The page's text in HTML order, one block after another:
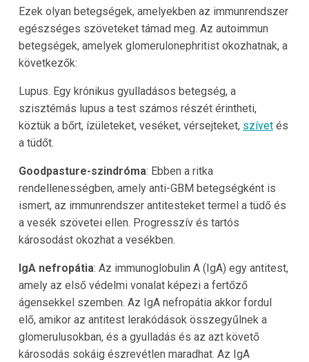
Ezek olyan betegségek, amelyekben az immunrendszer
egészséges szöveteket támad meg. Az autoimmun
betegségek, amelyek glomerulonephritist okozhatnak, a
következők:
Lupus. Egy krónikus gyulladásos betegség, a
szisztémás lupus a test számos részét érintheti,
köztük a bőrt, ízületeket, veséket, vérsejteket, szívetés
a tüdőt.
Goodpasture-szindróma: Ebben a ritka
rendellenességben, amely anti-GBM betegségként is
ismert, az immunrendszer antitesteket termel a tüdő és
a vesék szövetei ellen. Progresszív és tartós
károsodást okozhat a vesékben.
IgA nefropátia: Az immunoglobulin A (IgA) egy antitest,
amely az első védelmi vonalat képezi a fertőző
ágensekkel szemben. Az IgA nefropátia akkor fordul
elő, amikor az antitest lerakódások összegyűlnek a
glomerulusokban, és a gyulladás és az azt követő
károsodás sokáig észrevétlen maradhat. Az IgA